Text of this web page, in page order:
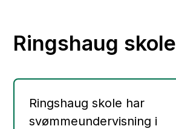
Ringshaug skole
Ringshaug skole har
svømmeundervisning i